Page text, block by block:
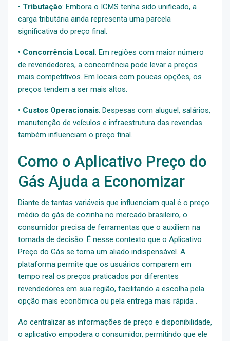
• Tributação: Embora o ICMS tenha sido unificado, a
carga tributária ainda representa uma parcela
significativa do preço final.
• Concorrência Local: Em regiões com maior número
de revendedores, a concorrência pode levar a preços
mais competitivos. Em locais com poucas opções, os
preços tendem a ser mais altos.
• Custos Operacionais: Despesas com aluguel, salários,
manutenção de veículos e infraestrutura das revendas
também influenciam o preço final.
Como o Aplicativo Preço do
Gás Ajuda a Economizar
Diante de tantas variáveis que influenciam qual é o preço
médio do gás de cozinha no mercado brasileiro, o
consumidor precisa de ferramentas que o auxiliem na
tomada de decisão. É nesse contexto que o Aplicativo
Preço do Gás se torna um aliado indispensável. A
plataforma permite que os usuários comparem em
tempo real os preços praticados por diferentes
revendedores em sua região, facilitando a escolha pela
opção mais econômica ou pela entrega mais rápida .
Ao centralizar as informações de preço e disponibilidade,
o aplicativo empodera o consumidor, permitindo que ele